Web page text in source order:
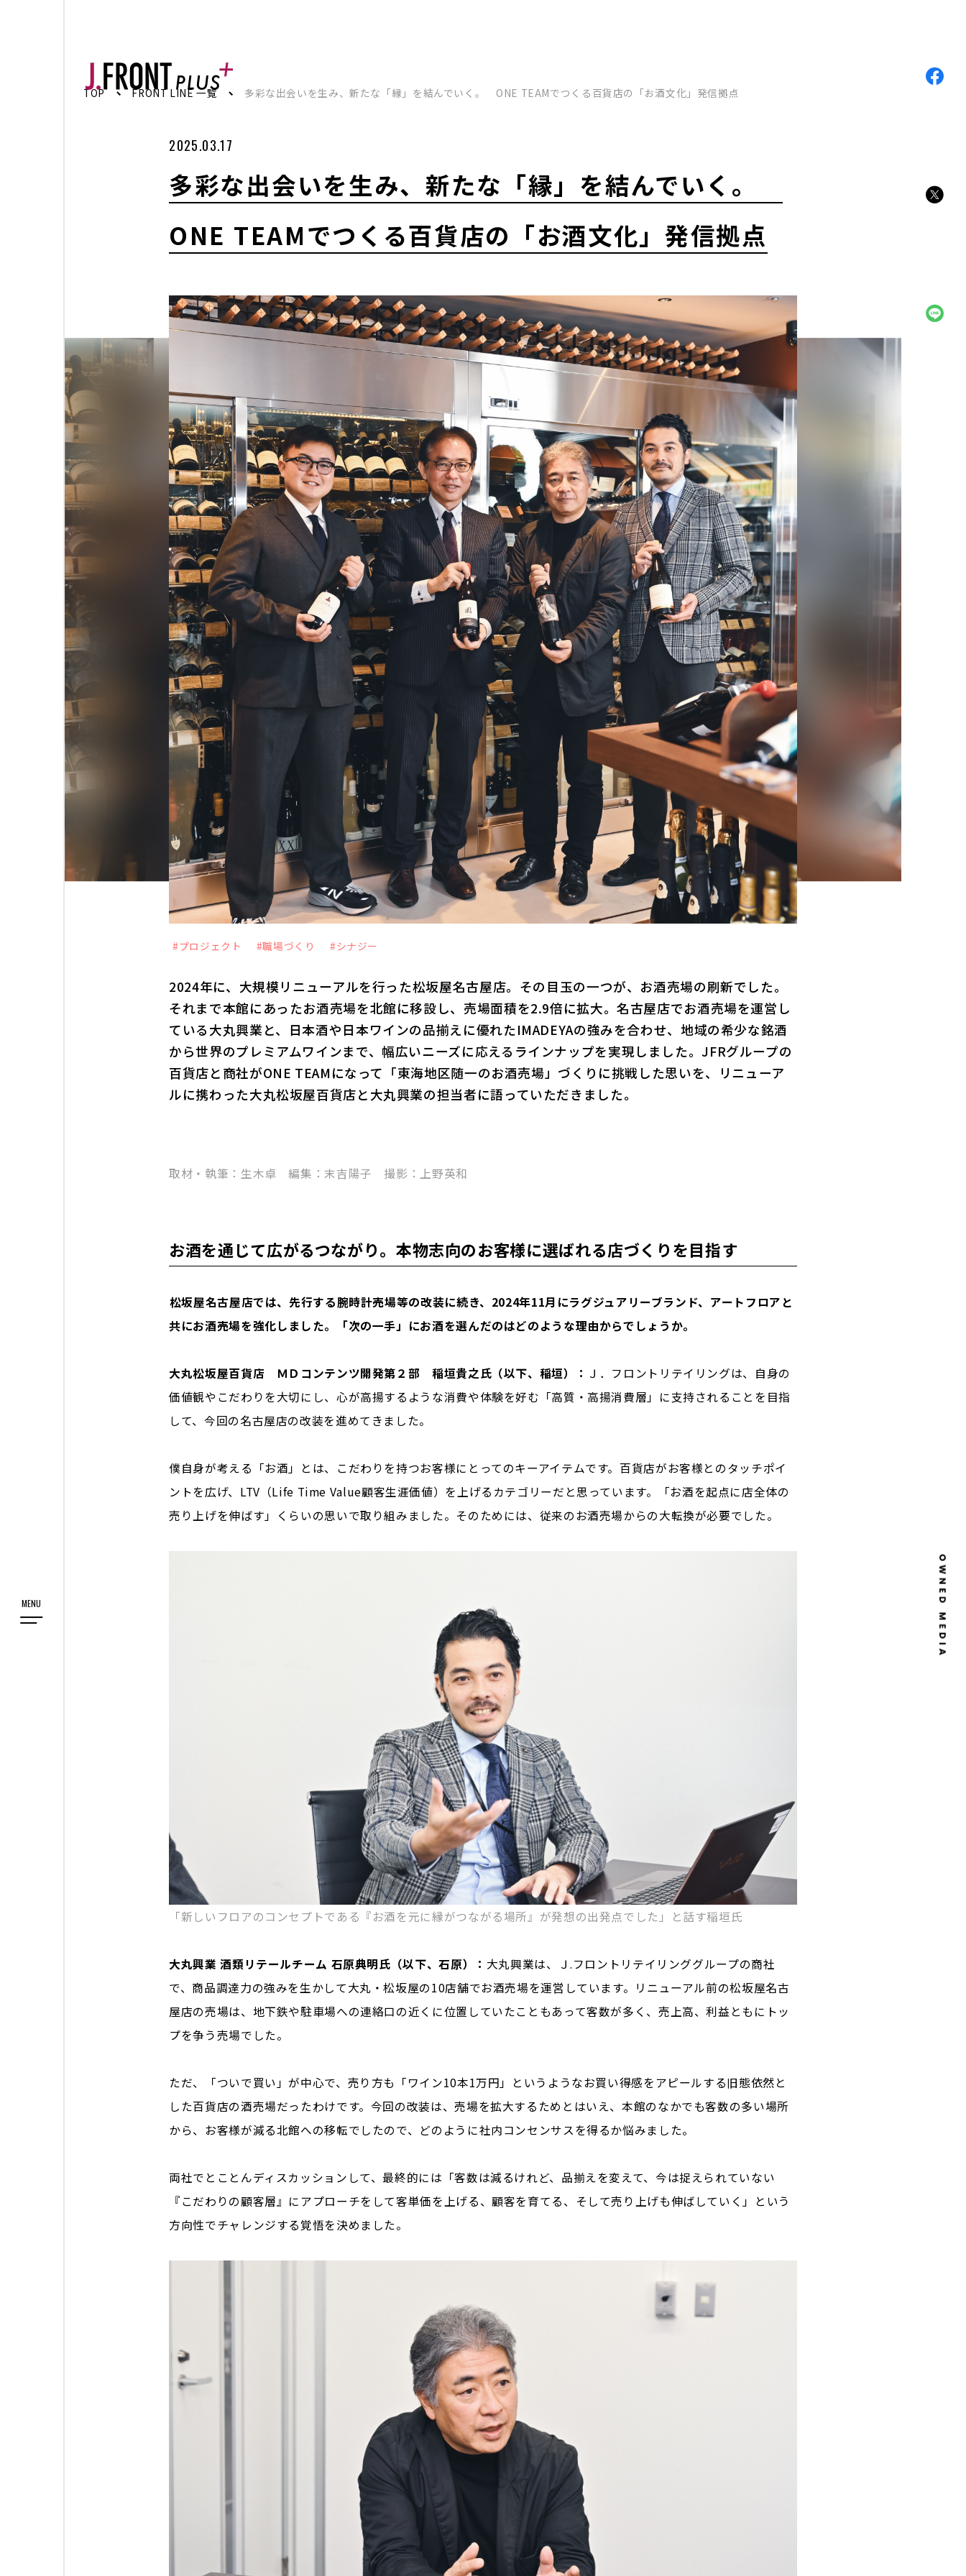
MENU
TOP トップページ
FRONT LINE 記事
SPECIAL EDITION
百貨店が街の新しい風景を編んでいく。神戸旧居留地で体現する、共
ジーと地域連携で街の魅力を最大化
未来をより良く、面白くするー 従業員のWillを起点に、スタートアッ
プ企業との共創を目指すCVC
#メタバース #Web3時代 #DX #外部の知見
#アナザーアドレス #ファッション
#サブスクリプション #自分事 #サービス
#新規事業
VIEW MORE
IR情報
サステナビリティ ニュース＆トピックス
お問い合わせ
TOP FRONT LINE 一覧 多彩な出会いを生み、新たな「縁」を結んでいく。 ONE TEAMでつくる百貨店の「お酒文化」発信拠点
2025.03.17
多彩な出会いを生み、新たな「縁」を結んでいく。
ONE TEAMでつくる百貨店の「お酒文化」発信拠点
#プロジェクト #職場づくり #シナジー
2024年に、大規模リニューアルを行った松坂屋名古屋店。その目玉の一つが、お酒売場の刷新でした。
それまで本館にあったお酒売場を北館に移設し、売場面積を2.9倍に拡大。名古屋店でお酒売場を運営し
ている大丸興業と、日本酒や日本ワインの品揃えに優れたIMADEYAの強みを合わせ、地域の希少な銘酒
から世界のプレミアムワインまで、幅広いニーズに応えるラインナップを実現しました。JFRグループの
百貨店と商社がONE TEAMになって「東海地区随一のお酒売場」づくりに挑戦した思いを、リニューア
ルに携わった大丸松坂屋百貨店と大丸興業の担当者に語っていただきました。
取材・執筆：生木卓 編集：末吉陽子 撮影：上野英和
お酒を通じて広がるつながり。本物志向のお客様に選ばれる店づくりを目指す
――松坂屋名古屋店では、先行する腕時計売場等の改装に続き、2024年11月にラグジュアリーブランド、アートフロアと
共にお酒売場を強化しました。「次の一手」にお酒を選んだのはどのような理由からでしょうか。
大丸松坂屋百貨店 ＭＤコンテンツ開発第２部 稲垣貴之氏（以下、稲垣）： Ｊ．フロントリテイリングは、自身の
価値観やこだわりを大切にし、心が高揚するような消費や体験を好む「高質・高揚消費層」に支持されることを目指
して、今回の名古屋店の改装を進めてきました。
僕自身が考える「お酒」とは、こだわりを持つお客様にとってのキーアイテムです。百貨店がお客様とのタッチポイ
ントを広げ、LTV（Life Time Value顧客生涯価値）を上げるカテゴリーだと思っています。「お酒を起点に店全体の
売り上げを伸ばす」くらいの思いで取り組みました。そのためには、従来のお酒売場からの大転換が必要でした。
「新しいフロアのコンセプトである『お酒を元に縁がつながる場所』が発想の出発点でした」と話す稲垣氏
大丸興業 酒類リテールチーム 石原典明氏（以下、石原）： 大丸興業は、Ｊ.フロントリテイリンググループの商社
で、商品調達力の強みを生かして大丸・松坂屋の10店舗でお酒売場を運営しています。リニューアル前の松坂屋名古
屋店の売場は、地下鉄や駐車場への連絡口の近くに位置していたこともあって客数が多く、売上高、利益ともにトッ
プを争う売場でした。
ただ、「ついで買い」が中心で、売り方も「ワイン10本1万円」というようなお買い得感をアピールする旧態依然と
した百貨店の酒売場だったわけです。今回の改装は、売場を拡大するためとはいえ、本館のなかでも客数の多い場所
から、お客様が減る北館への移転でしたので、どのように社内コンセンサスを得るか悩みました。
両社でとことんディスカッションして、最終的には「客数は減るけれど、品揃えを変えて、今は捉えられていない
『こだわりの顧客層』にアプローチをして客単価を上げる、顧客を育てる、そして売り上げも伸ばしていく」という
方向性でチャレンジする覚悟を決めました。